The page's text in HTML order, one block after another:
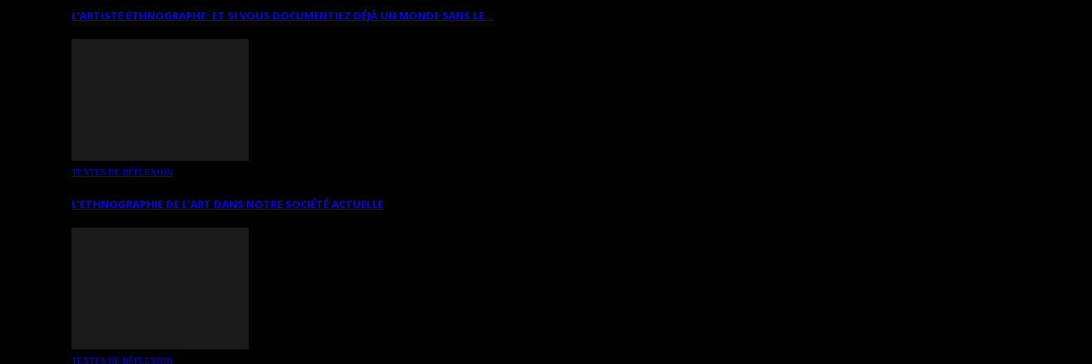
L’ARTISTE ETHNOGRAPHE: ET SI VOUS DOCUMENTIEZ DÉJÀ UN MONDE SANS LE…
TEXTES DE RÉFLEXION
L’ETHNOGRAPHIE DE L’ART DANS NOTRE SOCIÉTÉ ACTUELLE
TEXTES DE RÉFLEXION